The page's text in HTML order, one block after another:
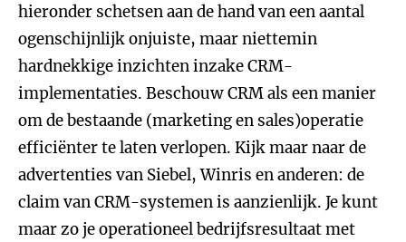
hieronder schetsen aan de hand van een aantal
ogenschijnlijk onjuiste, maar niettemin
hardnekkige inzichten inzake CRM-
implementaties. Beschouw CRM als een manier
om de bestaande (marketing en sales)operatie
efficiënter te laten verlopen. Kijk maar naar de
advertenties van Siebel, Winris en anderen: de
claim van CRM-systemen is aanzienlijk. Je kunt
maar zo je operationeel bedrijfsresultaat met